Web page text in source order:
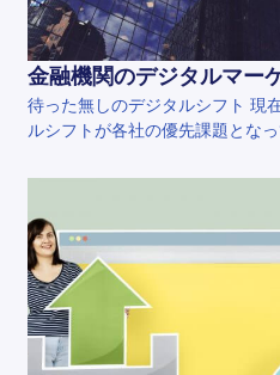
金融機関のデジタルマー
待った無しのデジタルシフト 現
ルシフトが各社の優先課題とな